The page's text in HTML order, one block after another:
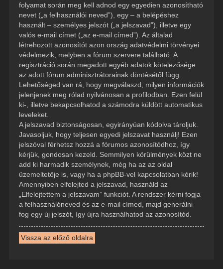
folyamat során meg kell adnod egy egyedien azonosítható
nevet („a felhasználói neved”), egy – a belépéshez
használt – személyes jelszót („a jelszavad”), illetve egy
valós e-mail címet („az e-mail címed”). Az általad
létrehozott azonosítót azon ország adatvédelmi törvényei
védelmezik, melyben a fórum szervere található. A
regisztráció során megadott egyéb adatok kötelezősége
az adott fórum adminisztrátorainak döntésétől függ.
Lehetőséged van rá, hogy megválaszd, milyen információk
jelenjenek meg rólad nyilvánosan a profilodban. Ezen felül
ki-, illetve bekapcsolhatod a számodra küldött automatikus
leveleket.
A jelszavad biztonságosan, egyirányúan kódolva tároljuk.
Javasoljuk, hogy teljesen egyedi jelszavat használj! Ezen
jelszóval férhetsz hozzá a fórumos azonosítódhoz, így
kérjük, gondosan kezeld. Semmilyen körülmények közt ne
add ki harmadik személynek, még ha az az oldal
üzemeltetője is, vagy ha a phpBB-vel kapcsolatban kérik!
Amennyiben elfelejted a jelszavad, használd az
„Elfelejtettem a jelszavam” funkciót. A rendszer kérni fogja
a felhasználóneved és az e-mail címed, majd generálni
fog egy új jelszót, így újra használhatod az azonosítód.
Vissza az előző oldalra